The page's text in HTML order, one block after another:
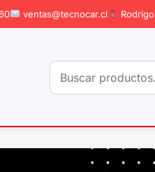
ventas@tecnocar.cl